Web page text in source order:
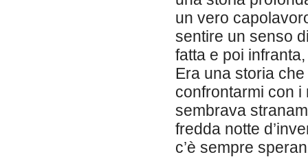
un vero
sentire un senso
fatta e poi
Era una storia
confrontarmi con
sembrava
fredda notte
c’è sempre